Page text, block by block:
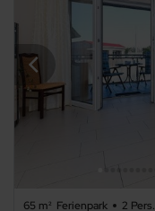
65 m² Ferienpark 2 Pers.